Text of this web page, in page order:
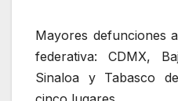
Mayores defunciones
federativa: CDMX,
Sinaloa y Tabasco